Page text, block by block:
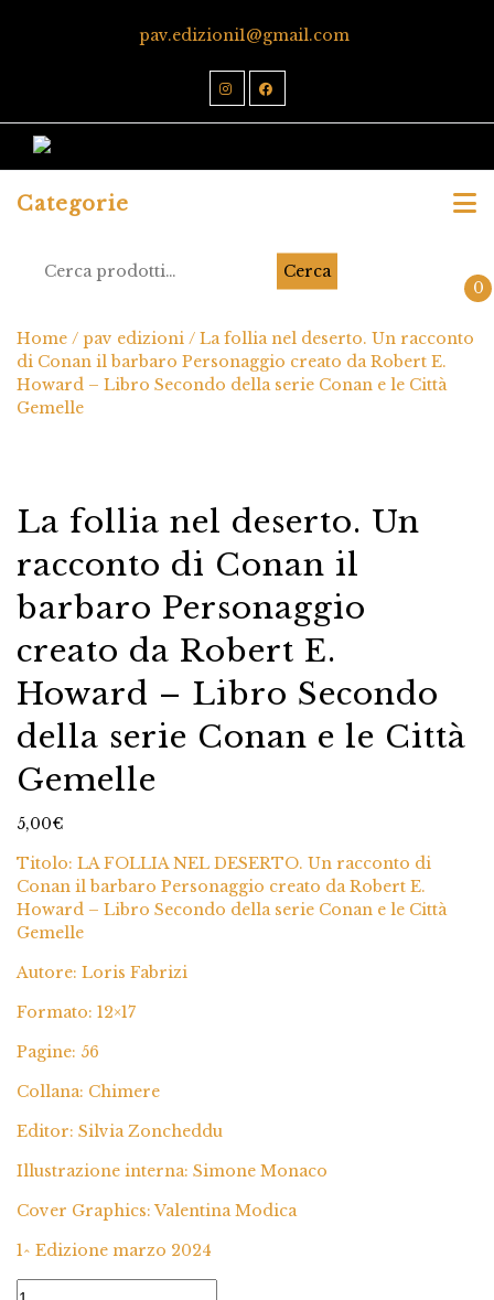
pav.edizioni1@gmail.com
Categorie
Cerca
0
Home / pav edizioni / La follia nel deserto. Un racconto
di Conan il barbaro Personaggio creato da Robert E.
Howard – Libro Secondo della serie Conan e le Città
Gemelle
La follia nel deserto. Un
racconto di Conan il
barbaro Personaggio
creato da Robert E.
Howard – Libro Secondo
della serie Conan e le Città
Gemelle
5,00€
Titolo: LA FOLLIA NEL DESERTO. Un racconto di
Conan il barbaro Personaggio creato da Robert E.
Howard – Libro Secondo della serie Conan e le Città
Gemelle
Autore: Loris Fabrizi
Formato: 12×17
Pagine: 56
Collana: Chimere
Editor: Silvia Zoncheddu
Illustrazione interna: Simone Monaco
Cover Graphics: Valentina Modica
1^ Edizione marzo 2024